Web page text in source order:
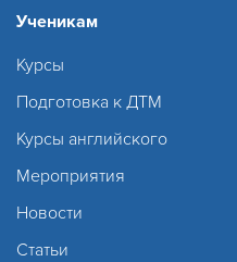
Ученикам
Курсы
Подготовка к ДТМ
Курсы английского
Мероприятия
Новости
Статьи